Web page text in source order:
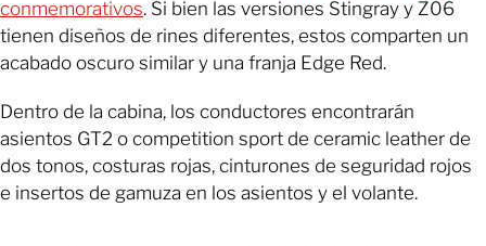
conmemorativos. Si bien las versiones Stingray y Z06
tienen diseños de rines diferentes, estos comparten un
acabado oscuro similar y una franja Edge Red.
Dentro de la cabina, los conductores encontrarán
asientos GT2 o competition sport de ceramic leather de
dos tonos, costuras rojas, cinturones de seguridad rojos
e insertos de gamuza en los asientos y el volante.